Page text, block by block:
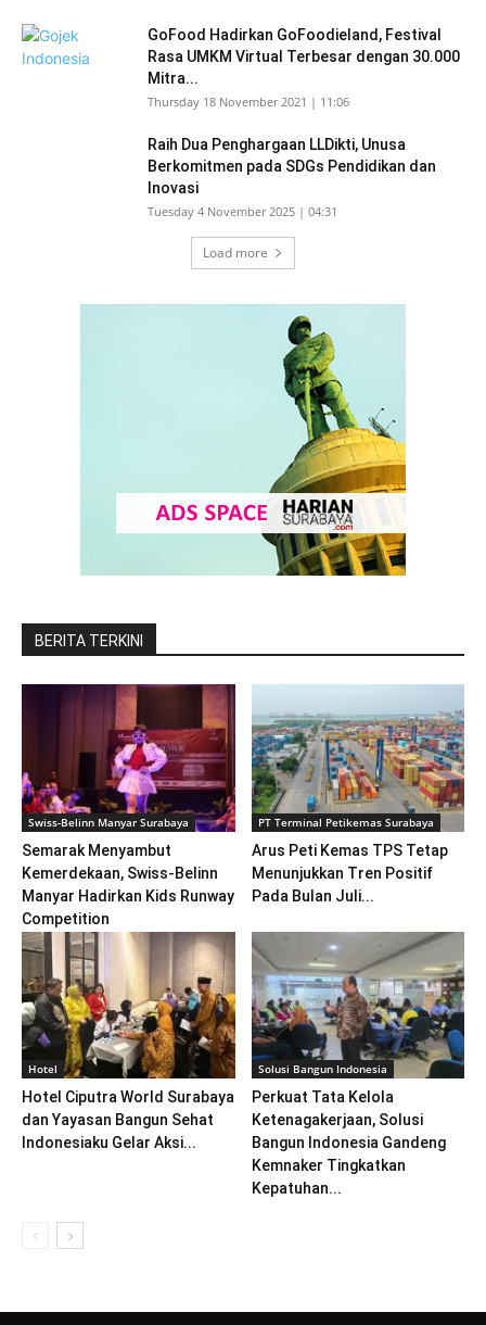
GoFood Hadirkan GoFoodieland, Festival
Rasa UMKM Virtual Terbesar dengan 30.000
Mitra...
Thursday 18 November 2021 | 11:06
Raih Dua Penghargaan LLDikti, Unusa
Berkomitmen pada SDGs Pendidikan dan
Inovasi
Tuesday 4 November 2025 | 04:31
Load more
BERITA TERKINI
Swiss-Belinn Manyar Surabaya
Semarak Menyambut
Kemerdekaan, Swiss-Belinn
Manyar Hadirkan Kids Runway
Competition
PT Terminal Petikemas Surabaya
Arus Peti Kemas TPS Tetap
Menunjukkan Tren Positif
Pada Bulan Juli...
Hotel
Hotel Ciputra World Surabaya
dan Yayasan Bangun Sehat
Indonesiaku Gelar Aksi...
Solusi Bangun Indonesia
Perkuat Tata Kelola
Ketenagakerjaan, Solusi
Bangun Indonesia Gandeng
Kemnaker Tingkatkan
Kepatuhan...